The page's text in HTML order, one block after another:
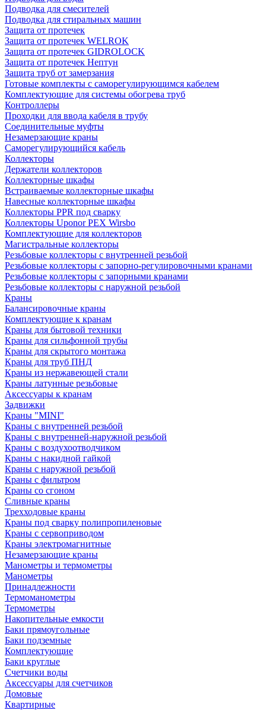
Подводка для смесителей
Подводка для стиральных машин
Защита от протечек
Защита от протечек WELROK
Защита от протечек GIDROLOCK
Защита от протечек Нептун
Защита труб от замерзания
Готовые комплекты с саморегулирующимся кабелем
Комплектующие для системы обогрева труб
Контроллеры
Проходки для ввода кабеля в трубу
Соединительные муфты
Незамерзающие краны
Саморегулирующийся кабель
Коллекторы
Держатели коллекторов
Коллекторные шкафы
Встраиваемые коллекторные шкафы
Навесные коллекторные шкафы
Коллекторы PPR под сварку
Коллекторы Uponor PEX Wirsbo
Комплектующие для коллекторов
Магистральные коллекторы
Резьбовые коллекторы с внутренней резьбой
Резьбовые коллекторы с запорно-регулировочными кранами
Резьбовые коллекторы с запорными кранами
Резьбовые коллекторы с наружной резьбой
Краны
Балансировочные краны
Комплектующие к кранам
Краны для бытовой техники
Краны для сильфонной трубы
Краны для скрытого монтажа
Краны для труб ПНД
Краны из нержавеющей стали
Краны латунные резьбовые
Аксессуары к кранам
Задвижки
Краны "MINI"
Краны с внутренней резьбой
Краны с внутренней-наружной резьбой
Краны с воздухоотводчиком
Краны с накидной гайкой
Краны с наружной резьбой
Краны с фильтром
Краны со сгоном
Сливные краны
Трехходовые краны
Краны под сварку полипропиленовые
Краны с сервоприводом
Краны электромагнитные
Незамерзающие краны
Манометры и термометры
Манометры
Принадлежности
Термоманометры
Термометры
Накопительные емкости
Баки прямоугольные
Баки подземные
Комплектующие
Баки круглые
Счетчики воды
Аксессуары для счетчиков
Домовые
Квартирные